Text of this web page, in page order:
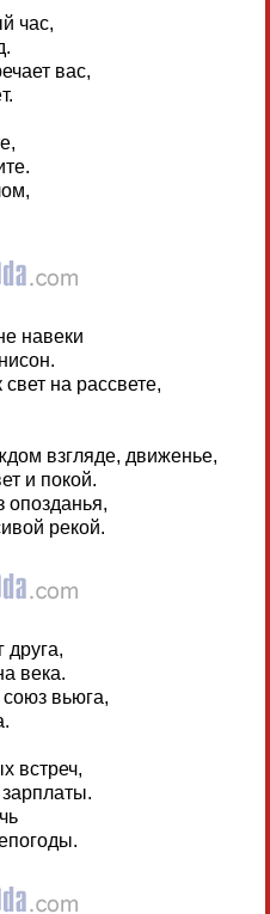
час,
вас,
навеки
свет на рассвете,
взгляде, движенье,
и покой.
опозданья,
рекой.
друга,
века.
вьюга,
встреч,